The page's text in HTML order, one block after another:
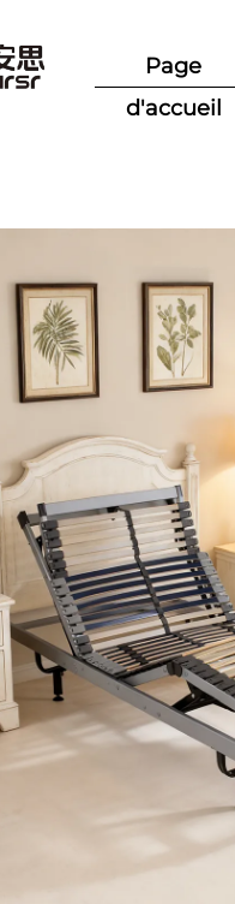
Page
d'accueil